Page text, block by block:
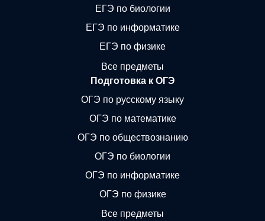
ЕГЭ по биологии
ЕГЭ по информатике
ЕГЭ по физике
Все предметы
Подготовка к ОГЭ
ОГЭ по русскому языку
ОГЭ по математике
ОГЭ по обществознанию
ОГЭ по биологии
ОГЭ по информатике
ОГЭ по физике
Все предметы